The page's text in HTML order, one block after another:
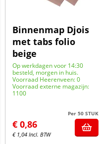
Binnenmap Djois
met tabs folio
beige
Op werkdagen voor 14:30
besteld, morgen in huis.
Voorraad Heerenveen: 0
Voorraad externe magazijn:
1100
Per 50 STUK
€ 0,86
€ 1,04 Incl. BTW